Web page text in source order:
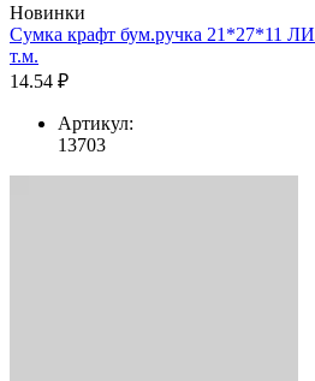
Новинки
Сумка крафт бум.ручка 21*27*11
т.м.
14.54 ₽
Артикул:
13703